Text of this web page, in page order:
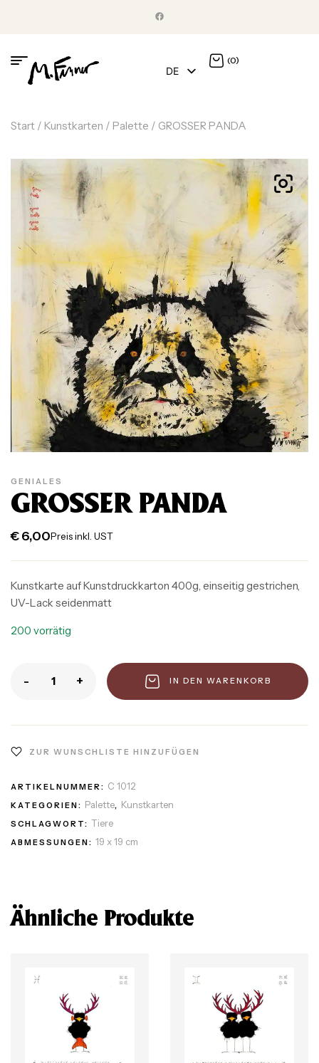
DE
(0)
Start / Kunstkarten / Palette / GROSSER PANDA
GENIALES
GROSSER PANDA
€6,00Preis inkl. UST
Kunstkarte auf Kunstdruckkarton 400g, einseitig gestrichen,
UV-Lack seidenmatt
200 vorrätig
- + IN DEN WARENKORB
ZUR WUNSCHLISTE HINZUFÜGEN
ARTIKELNUMMER: C 1012
KATEGORIEN: Palette, Kunstkarten
SCHLAGWORT: Tiere
ABMESSUNGEN: 19 x 19 cm
Ähnliche Produkte